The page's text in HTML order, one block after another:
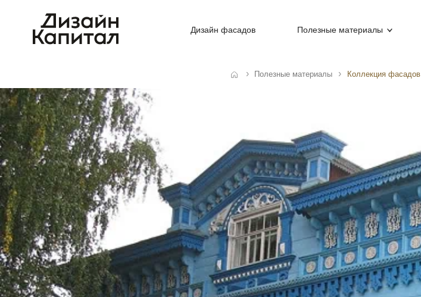
Дизайн фасадов Полезные материалы
Полезные материалы Коллекция фасадов